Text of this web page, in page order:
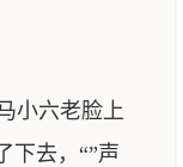
小六老脸上
下去，“”声